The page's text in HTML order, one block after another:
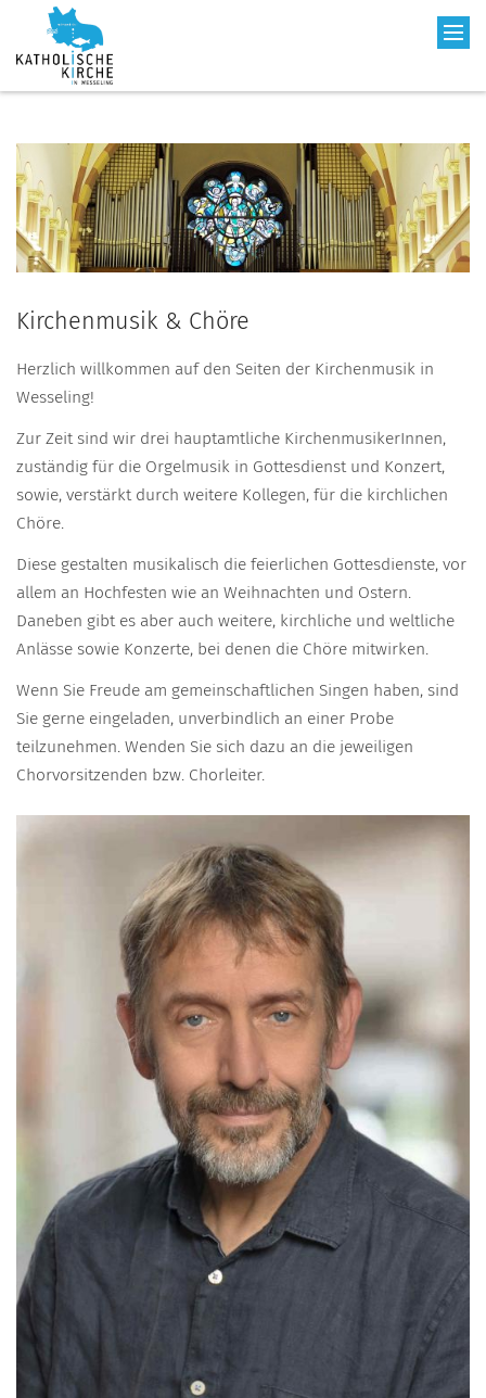
Kirchenmusik & Chöre
Herzlich willkommen auf den Seiten der Kirchenmusik in
Wesseling!
Zur Zeit sind wir drei hauptamtliche KirchenmusikerInnen,
zuständig für die Orgelmusik in Gottesdienst und Konzert,
sowie, verstärkt durch weitere Kollegen, für die kirchlichen
Chöre.
Diese gestalten musikalisch die feierlichen Gottesdienste, vor
allem an Hochfesten wie an Weihnachten und Ostern.
Daneben gibt es aber auch weitere, kirchliche und weltliche
Anlässe sowie Konzerte, bei denen die Chöre mitwirken.
Wenn Sie Freude am gemeinschaftlichen Singen haben, sind
Sie gerne eingeladen, unverbindlich an einer Probe
teilzunehmen. Wenden Sie sich dazu an die jeweiligen
Chorvorsitzenden bzw. Chorleiter.